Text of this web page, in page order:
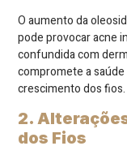
O aumento da
pode provocar acne
confundida com
compromete a
crescimento dos fios.
2.
dos Fios